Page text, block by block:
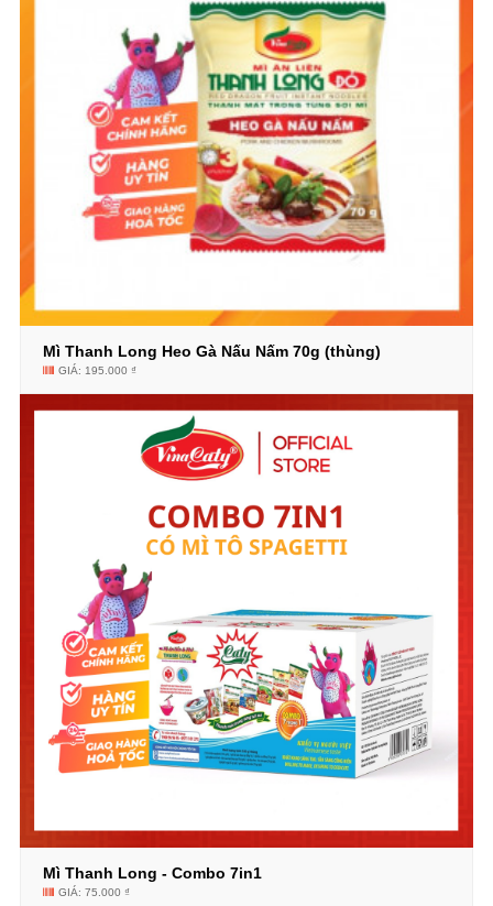
Mì Thanh Long Heo Gà Nấu Nấm 70g (thùng)
GIÁ: 195.000 ₫
Mì Thanh Long - Combo 7in1
GIÁ: 75.000 ₫